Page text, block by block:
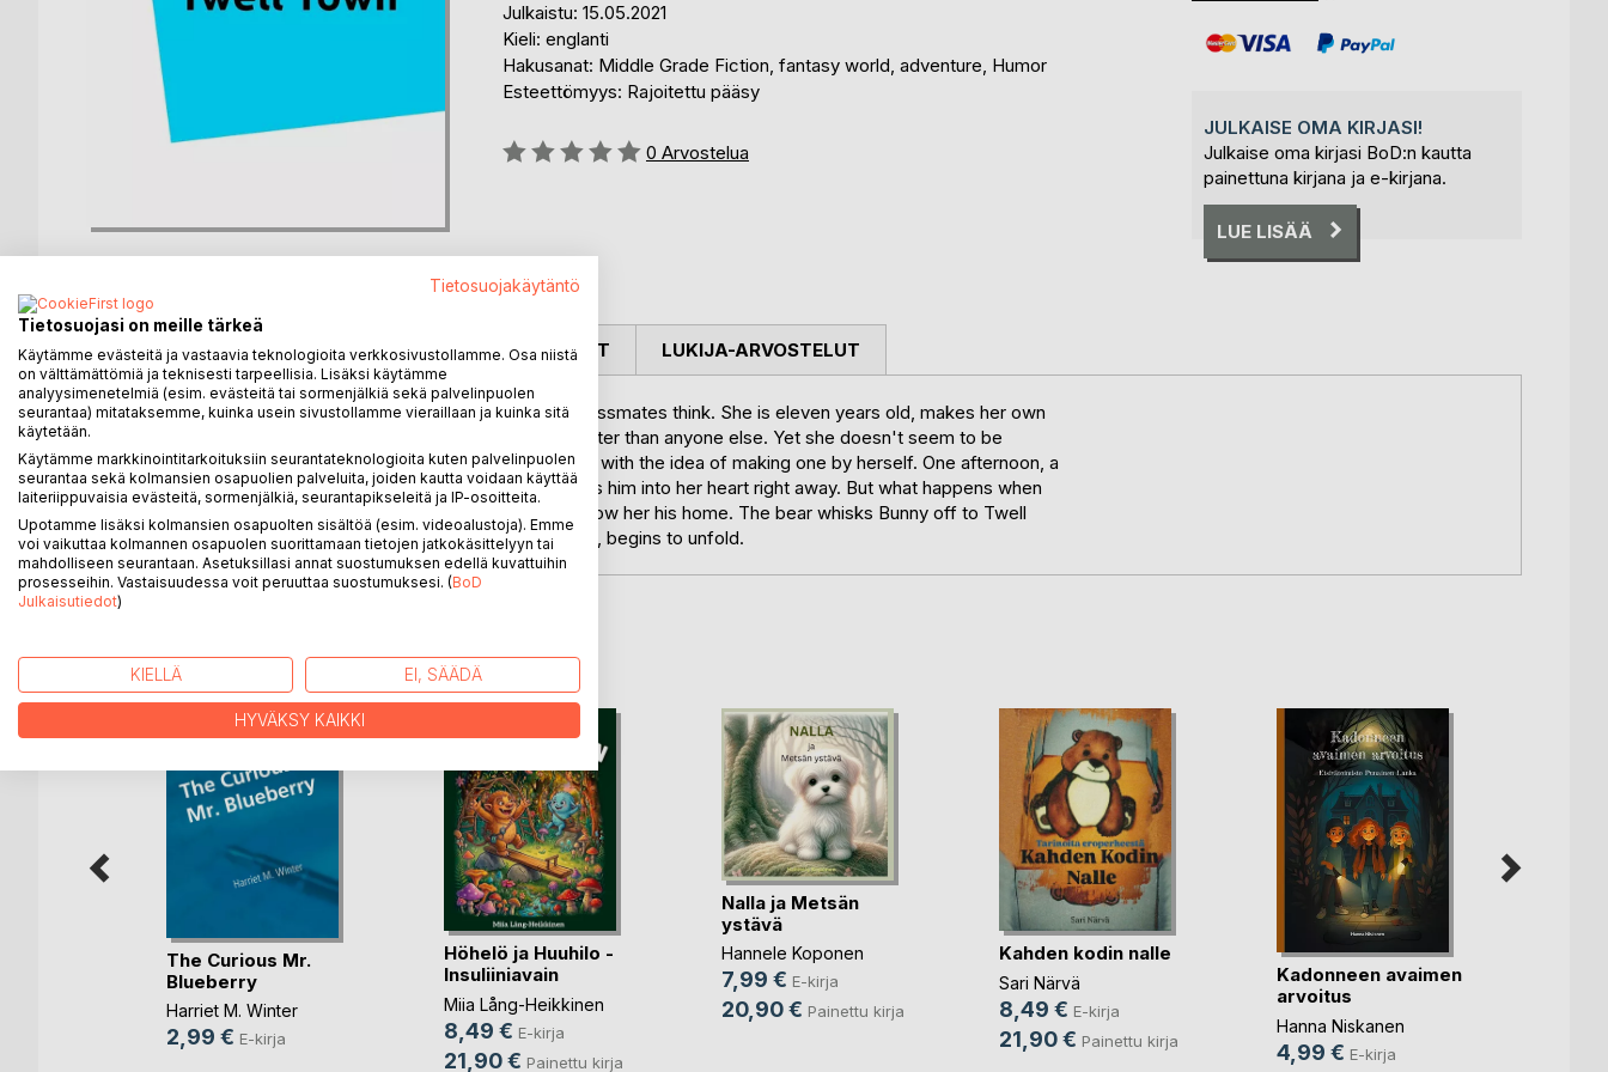
Julkaistu: 15.05.2021
Kieli: englanti
Hakusanat: Middle Grade Fiction, fantasy world, adventure, Humor
Esteettömyys: Rajoitettu pääsy
Arvostelu::
0 Arvostelua
JULKAISE OMA KIRJASI!
Julkaise oma kirjasi BoD:n kautta
painettuna kirjana ja e-kirjana.
LUE LISÄÄ
KUVAUS
Bunny Thread is a peculiar girl. At least that is what her classmates think. She is eleven years old, makes her own
clothes, and can handle a needle or a sewing machine faster than anyone else. Yet she doesn't seem to be
destined for a best friend forever. Not until she comes up with the idea of making one by herself. One afternoon, a
teddy bear is born, by the name of Buttercup. Bunny takes him into her heart right away. But what happens when
Buttercup begins to speak to her, claiming he wants to show her his home. The bear whisks Bunny off to Twell
Town, and an adventure, more peculiar than Bunny herself, begins to unfold.
KIRJAILIJA LEHDISTÖARVOSTELUT LUKIJA-ARVOSTELUT
LISÄÄ KIRJOJA BoD:LLA
The Curious Mr.
Blueberry
Harriet M. Winter
2,99 € E-kirja
Höhelö ja Huuhilo -
Insuliiniavain
Miia Lång-Heikkinen
8,49 € E-kirja
21,90 € Painettu kirja
Nalla ja Metsän
ystävä
Hannele Koponen
7,99 € E-kirja
20,90 € Painettu kirja
Kahden kodin nalle
Sari Närvä
8,49 € E-kirja
21,90 € Painettu kirja
Kadonneen avaimen
arvoitus
Hanna Niskanen
4,99 € E-kirja
Tietosuojakäytäntö
Tietosuojasi on meille tärkeä
Käytämme evästeitä ja vastaavia teknologioita verkkosivustollamme. Osa niistä
on välttämättömiä ja teknisesti tarpeellisia. Lisäksi käytämme
analyysimenetelmiä (esim. evästeitä tai sormenjälkiä sekä palvelinpuolen
seurantaa) mitataksemme, kuinka usein sivustollamme vieraillaan ja kuinka sitä
käytetään.
Käytämme markkinointitarkoituksiin seurantateknologioita kuten palvelinpuolen
seurantaa sekä kolmansien osapuolien palveluita, joiden kautta voidaan käyttää
laiteriippuvaisia evästeitä, sormenjälkiä, seurantapikseleitä ja IP-osoitteita.
Upotamme lisäksi kolmansien osapuolten sisältöä (esim. videoalustoja). Emme
voi vaikuttaa kolmannen osapuolen suorittamaan tietojen jatkokäsittelyyn tai
mahdolliseen seurantaan. Asetuksillasi annat suostumuksen edellä kuvattuihin
prosesseihin. Vastaisuudessa voit peruuttaa suostumuksesi. (BoD
Julkaisutiedot)
KIELLÄ EI, SÄÄDÄ
HYVÄKSY KAIKKI